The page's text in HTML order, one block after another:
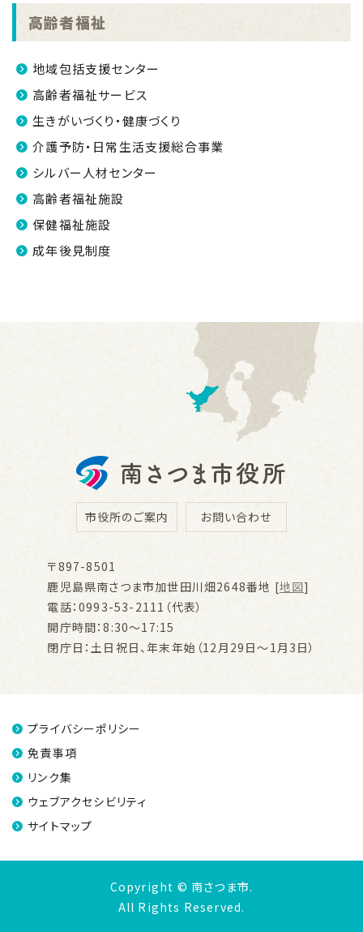
2026.07.30
金峰ふるさと夏まつりの開催について
2026.07.30
吹上浜海浜公園 婚活イベント2026 第2弾
高齢者福祉
地域包括支援センター
高齢者福祉サービス
生きがいづくり・健康づくり
介護予防・日常生活支援総合事業
シルバー人材センター
高齢者福祉施設
保健福祉施設
成年後見制度
市役所のご案内 お問い合わせ
〒897-8501
鹿児島県南さつま市加世田川畑2648番地 [地図]
電話：0993-53-2111（代表）
開庁時間：8:30～17:15
閉庁日：土日祝日、年末年始（12月29日～1月3日）
プライバシーポリシー
免責事項
リンク集
ウェブアクセシビリティ
サイトマップ
Copyright © 南さつま市.
All Rights Reserved.